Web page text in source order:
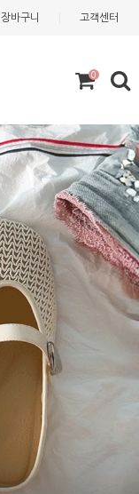
장바구니 고객센터
0